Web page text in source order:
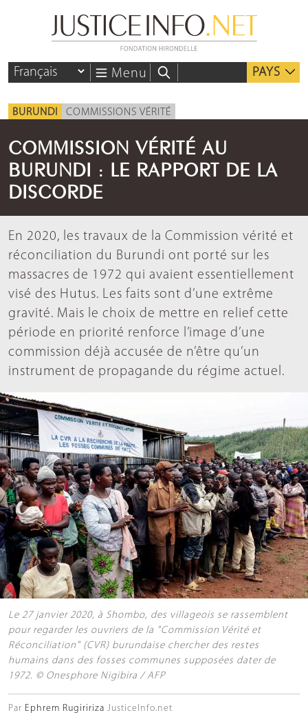
Menu PAYS
BURUNDI COMMISSIONS VÉRITÉ
COMMISSION VÉRITÉ AU
BURUNDI : LE RAPPORT DE LA
DISCORDE
En 2020, les travaux de la Commission vérité et
réconciliation du Burundi ont porté sur les
massacres de 1972 qui avaient essentiellement
visé des Hutus. Les faits sont d’une extrême
gravité. Mais le choix de mettre en relief cette
période en priorité renforce l’image d’une
commission déjà accusée de n’être qu’un
instrument de propagande du régime actuel.
Le 27 janvier 2020, à Shombo, des villageois se rassemblent
pour regarder les ouvriers de la "Commission Vérité et
Réconciliation" (CVR) burundaise chercher des restes
humains dans des fosses communes supposées dater de
1972. © Onesphore Nigibira / AFP
Par Ephrem Rugiririza JusticeInfo.net